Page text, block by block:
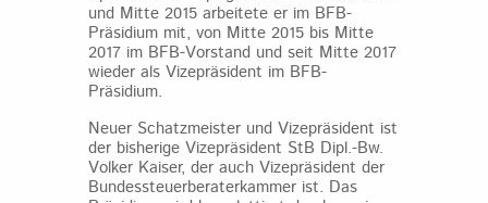
und Mitte 2015 arbeitete er im BFB-
Präsidium mit, von Mitte 2015 bis Mitte
2017 im BFB-Vorstand und seit Mitte 2017
wieder als Vizepräsident im BFB-
Präsidium.
Neuer Schatzmeister und Vizepräsident ist
der bisherige Vizepräsident StB Dipl.-Bw.
Volker Kaiser, der auch Vizepräsident der
Bundessteuerberaterkammer ist. Das